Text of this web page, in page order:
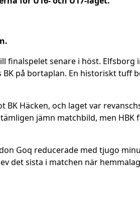
finalspelet senare i höst. Elfsborg
på bortaplan. En historiskt tuff
Häcken, och laget var
jämn matchbild, men HBK
Goq reducerade med tjugo
det sista i matchen när